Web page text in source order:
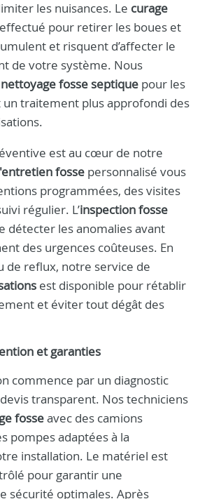
les nuisances. Le curage
pour retirer les boues et
et risquent d’affecter le
de votre système. Nous
nettoyage fosse septique pour les
un traitement plus approfondi des
est au cœur de notre
fosse personnalisé vous
programmées, des visites
régulier. L’inspection fosse
détecter les anomalies avant
des urgences coûteuses. En
de reflux, notre service de
est disponible pour rétablir
et éviter tout dégât des
et garanties
commence par un diagnostic
transparent. Nos techniciens
fosseavec des camions
pompes adaptées à la
installation. Le matériel est
pour garantir une
sécurité optimales. Après